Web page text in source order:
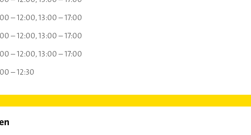
– 12:00 13:00 – 17:00
– 12:00 13:00 – 17:00
– 12:00 13:00 – 17:00
– 12:30